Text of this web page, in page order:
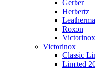
Gerber
Herbertz
Roxon
Victorinox
Victorinox
Classic
Limited